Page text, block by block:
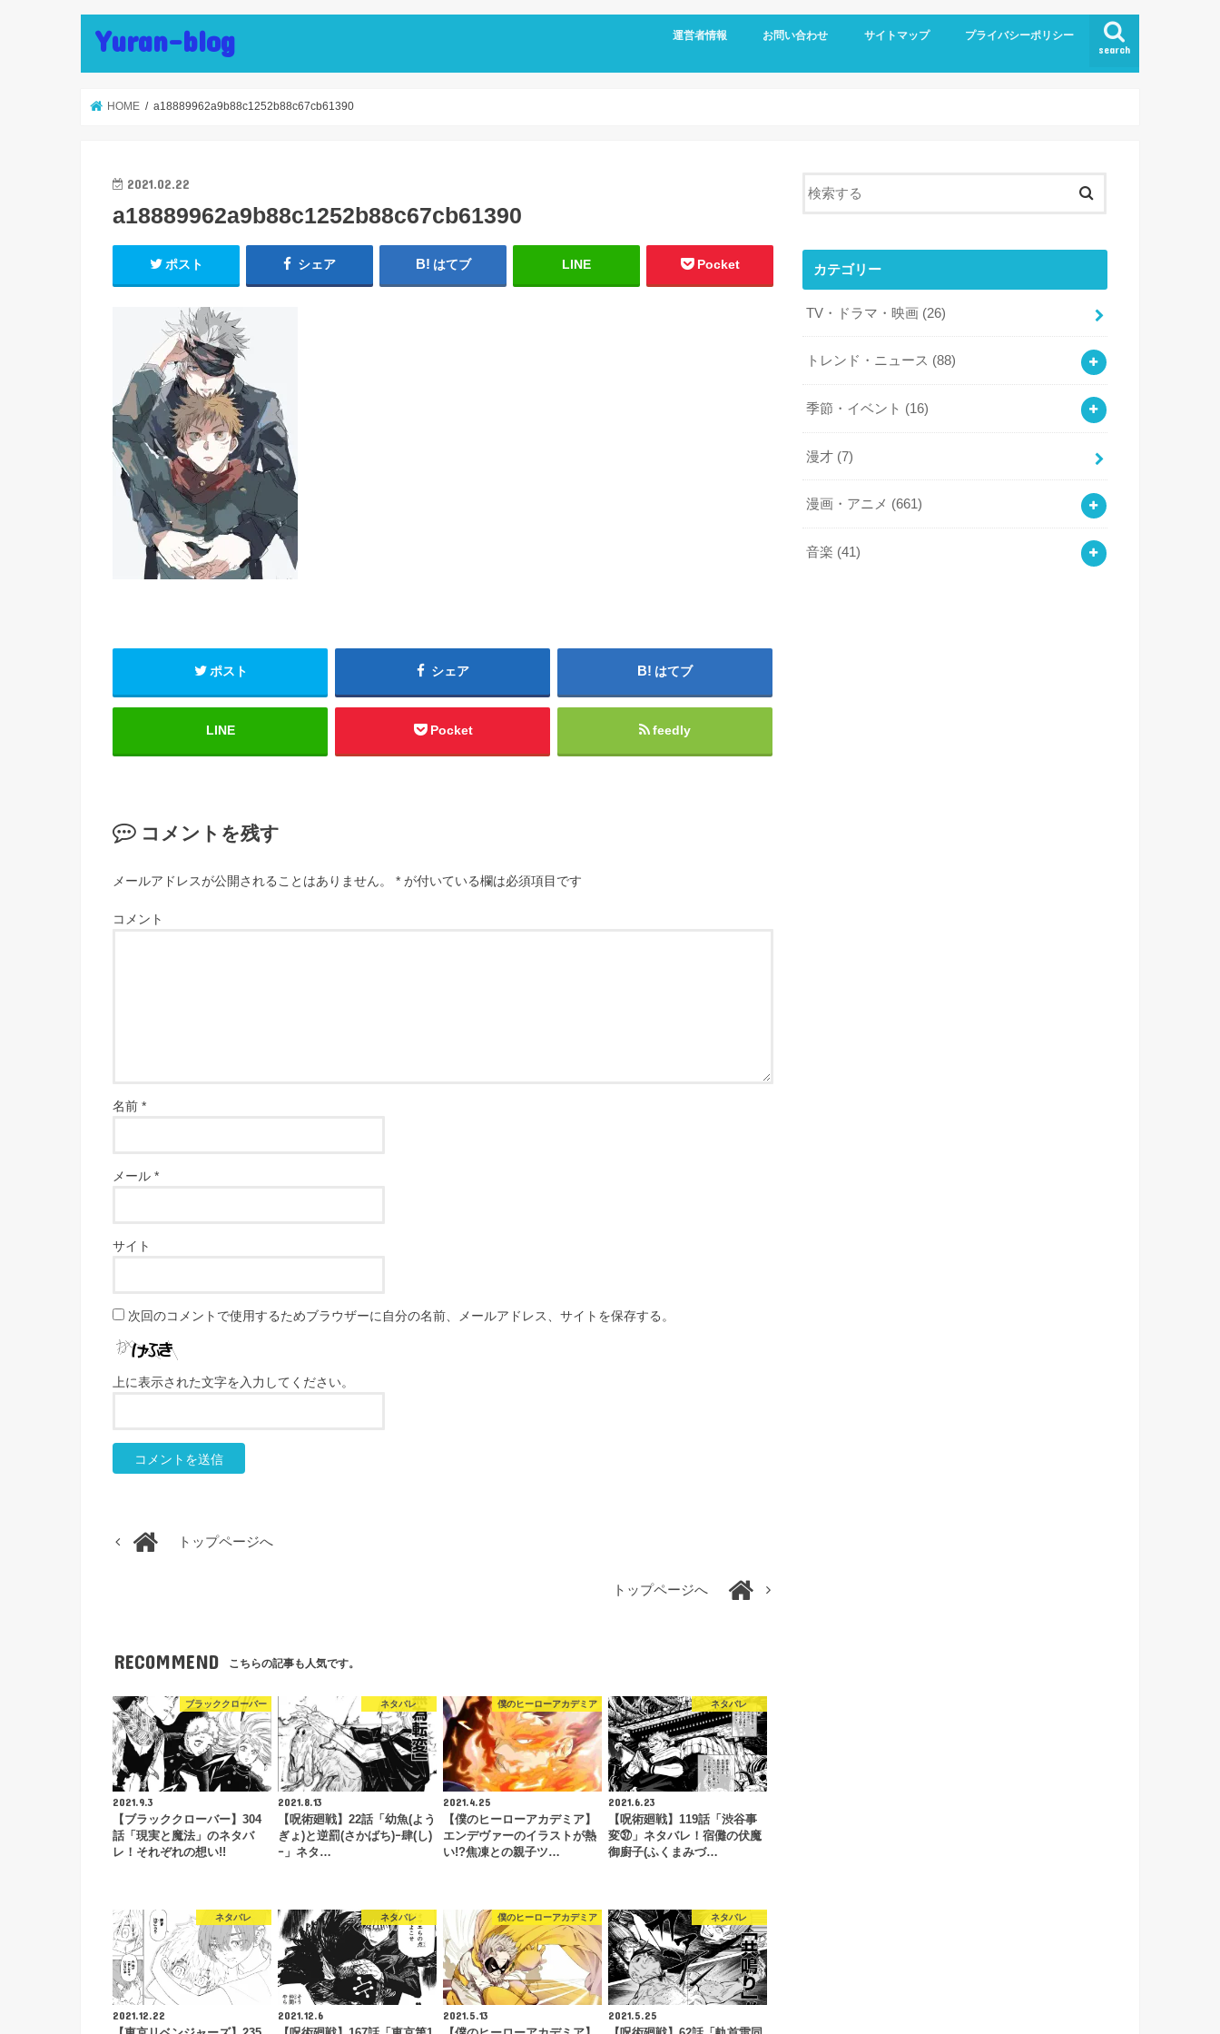
Yuran-blog search
運営者情報 お問い合わせ サイトマップ プライバシーポリシー
HOME a18889962a9b88c1252b88c67cb61390
2021.02.22
a18889962a9b88c1252b88c67cb61390
ポスト シェア はてブ LINE Pocket
ポスト シェア はてブ
LINE Pocket feedly
コメントを残す
メールアドレスが公開されることはありません。 * が付いている欄は必須項目です
コメント
名前 *
メール *
サイト
次回のコメントで使用するためブラウザーに自分の名前、メールアドレス、サイトを保存する。
上に表示された文字を入力してください。
トップページへ
トップページへ
RECOMMEND こちらの記事も人気です。
ブラッククローバー
2021.9.3
【ブラッククローバー】304
話「現実と魔法」のネタバ
レ！それぞれの想い!!
ネタバレ
2021.8.13
【呪術廻戦】22話「幼魚(よう
ぎょ)と逆罰(さかばち)ｰ肆(し)
ｰ」ネタ…
僕のヒーローアカデミア
2021.4.25
【僕のヒーローアカデミア】
エンデヴァーのイラストが熱
い!?焦凍との親子ツ…
ネタバレ
2021.6.23
【呪術廻戦】119話「渋谷事
変㊲」ネタバレ！宿儺の伏魔
御廚子(ふくまみづ…
ネタバレ
2021.12.22
ネタバレ
2021.12.6
僕のヒーローアカデミア
2021.5.13
ネタバレ
2021.5.25
カテゴリー
TV・ドラマ・映画 (26)
トレンド・ニュース (88)
季節・イベント (16)
漫才 (7)
漫画・アニメ (661)
音楽 (41)